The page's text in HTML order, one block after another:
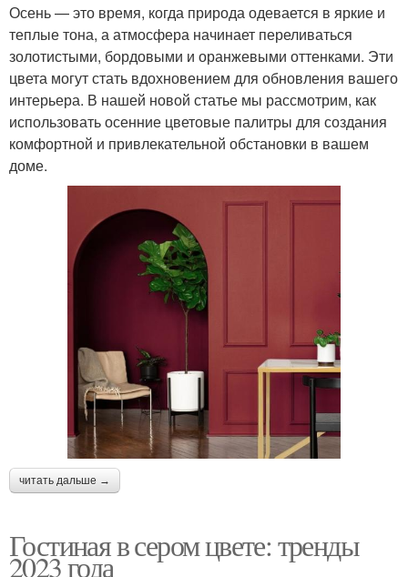
Осень — это время, когда природа одевается в яркие и
теплые тона, а атмосфера начинает переливаться
золотистыми, бордовыми и оранжевыми оттенками. Эти
цвета могут стать вдохновением для обновления вашего
интерьера. В нашей новой статье мы рассмотрим, как
использовать осенние цветовые палитры для создания
комфортной и привлекательной обстановки в вашем
доме.
читать дальше →
Гостиная в сером цвете: тренды
2023 года